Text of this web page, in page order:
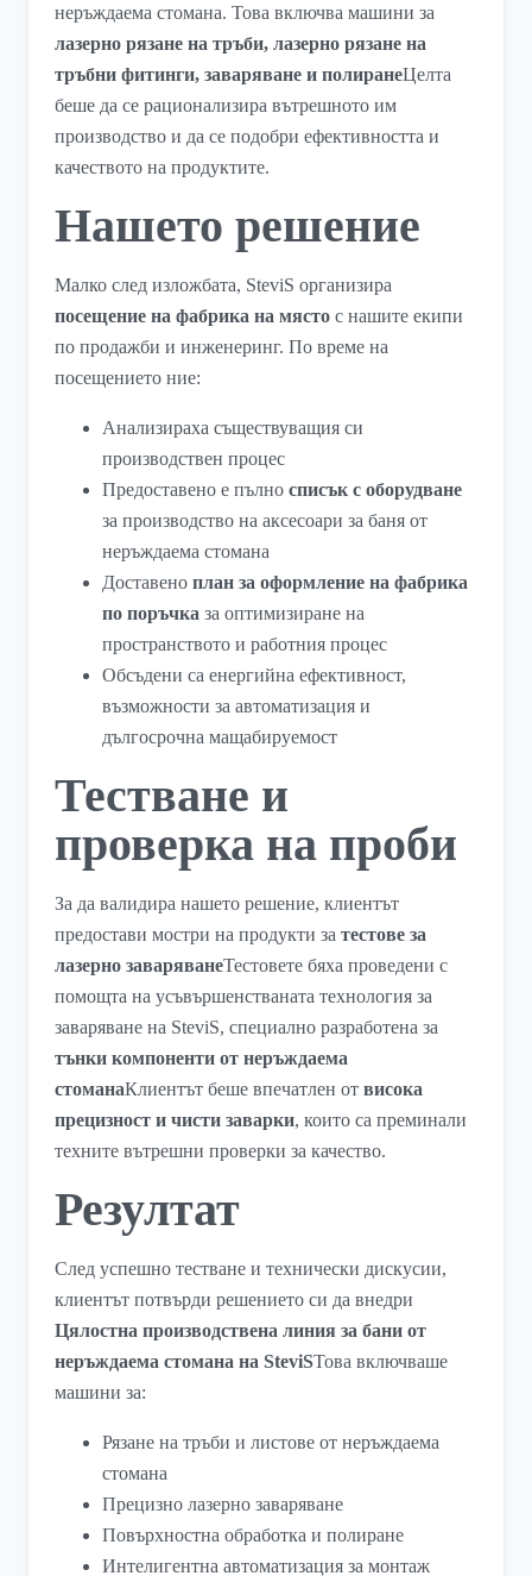
неръждаема стомана. Това включва машини за
лазерно рязане на тръби, лазерно рязане на
тръбни фитинги, заваряване и полиранеЦелта
беше да се рационализира вътрешното им
производство и да се подобри ефективността и
качеството на продуктите.
Нашето решение
Малко след изложбата, SteviS организира
посещение на фабрика на място с нашите екипи
по продажби и инженеринг. По време на
посещението ние:
Анализираха съществуващия си
производствен процес
Предоставено е пълносписък с оборудване
за производство на аксесоари за баня от
неръждаема стомана
Доставеноплан за оформление на фабрика
по поръчка за оптимизиране на
пространството и работния процес
Обсъдени са енергийна ефективност,
възможности за автоматизация и
дългосрочна мащабируемост
Тестване и
проверка на проби
За да валидира нашето решение, клиентът
предостави мостри на продукти затестове за
лазерно заваряванеТестовете бяха проведени с
помощта на усъвършенстваната технология за
заваряване на SteviS, специално разработена за
тънки компоненти от неръждаема
стоманаКлиентът беше впечатлен отвисока
прецизност и чисти заварки, които са преминали
техните вътрешни проверки за качество.
Резултат
След успешно тестване и технически дискусии,
клиентът потвърди решението си да внедри
Цялостна производствена линия за бани от
неръждаема стомана на SteviSТова включваше
машини за:
Рязане на тръби и листове от неръждаема
стомана
Прецизно лазерно заваряване
Повърхностна обработка и полиране
Интелигентна автоматизация за монтаж